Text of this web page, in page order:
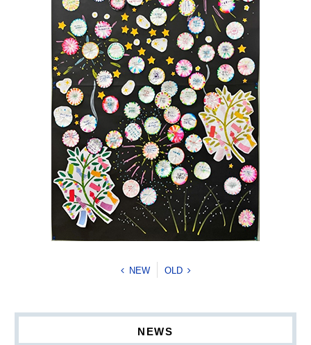
NEW OLD
NEWS